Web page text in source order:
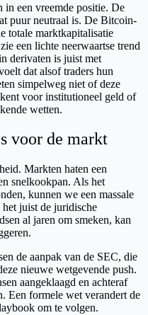
een vreemde positie. De
puur neutraal is. De Bitcoin-
totale marktkapitalisatie
een lichte neerwaartse trend
derivaten is juist met
dat alsof traders hun
simpelweg niet of deze
voor institutioneel geld of
wetten.
voor de markt
Markten haten een
snelkookpan. Als het
kunnen we een massale
juist de juridische
al jaren om smeken, kan
de aanpak van de SEC, die
nieuwe wetgevende push.
aangeklaagd en achteraf
Een formele wet verandert de
om te volgen.